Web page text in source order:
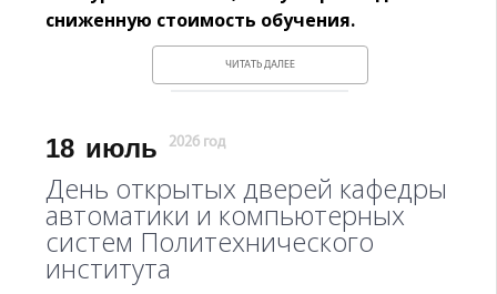
сниженную стоимость обучения.
ЧИТАТЬ ДАЛЕЕ
18 июль 2026 год
День открытых дверей кафедры
автоматики и компьютерных
систем Политехнического
института